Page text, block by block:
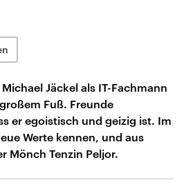
Jäckel als IT-Fachmann
Fuß. Freunde
er egoistisch und geizig ist. Im
Werte kennen, und aus
Mönch Tenzin Peljor.